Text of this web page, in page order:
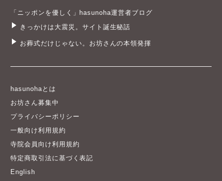
「ニッポンを優しく」hasunoha運営者ブログ
きっかけは大震災。サイト誕生秘話
お葬式だけじゃない。お坊さんの本領発揮
hasunohaとは
お坊さん募集中
プライバシーポリシー
一般向け利用規約
寺院会員向け利用規約
特定商取引法に基づく表記
English